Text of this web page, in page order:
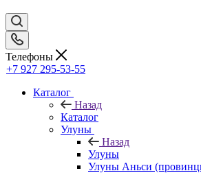
Телефоны
+7 927 295-53-55
Каталог
Назад
Каталог
Улуны
Назад
Улуны
Улуны Аньси